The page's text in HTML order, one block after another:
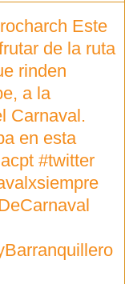
Este
de la ruta
rinden
a la
Carnaval.
en esta
#twitter